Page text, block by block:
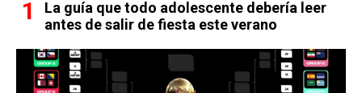
La guía que todo adolescente debería leer
antes de salir de fiesta este verano